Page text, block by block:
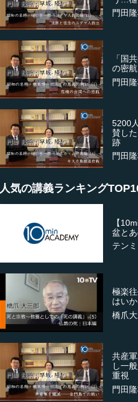
門田
「国
の密
門田
5200
賛し
跡
門田
人気の講義ランキング
【
盆と
テン
極楽
はい
橋爪
共産
し一
重視
門田